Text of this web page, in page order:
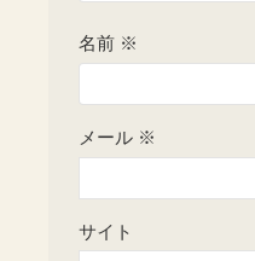
名前 ※
メール ※
サイト